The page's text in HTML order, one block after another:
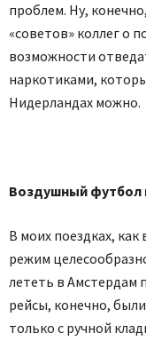
проблем. Ну,
«советов» коллег о
возможности
наркотиками,
Нидерландах можно.
Воздушный футбол
В моих поездках,
режим
лететь в Амстердам
рейсы, конечно,
только с ручной